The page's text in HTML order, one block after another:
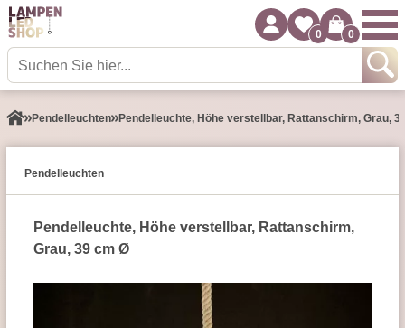
0 0
Pendel­leuchten Pendelleuchte, Höhe ­verstellbar, Rattanschirm, Grau,
Pendel­leuchten
Pendelleuchte, Höhe ­verstellbar, Rattanschirm,
Grau, 39 cm Ø